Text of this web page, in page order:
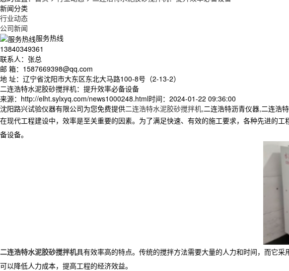
新闻分类
行业动态
公司新闻
服务热线
13840349361
联系人：张总
邮 箱：1587669398@qq.com
地 址：辽宁省沈阳市大东区东北大马路100-8号（2-13-2）
二连浩特水泥胶砂搅拌机：提升效率必备设备
来源：http://elht.sylxyq.com/news1000248.html时间：2024-01-22 09:36:00
沈阳路兴试验仪器有限公司为您免费提供二连浩特水泥胶砂搅拌机,二连浩特沥青仪器,二连浩
在现代工程建设中，效率是至关重要的因素。为了满足快速、有效的施工要求，各种先进的工
备设备。
二连浩特水泥胶砂搅拌机具有效率高的特点。传统的搅拌方法需要大量的人力和时间，而它
可以降低人力成本，提高工程的经济效益。